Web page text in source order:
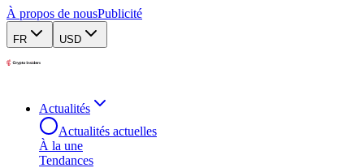
À propos de nousPublicité
FR USD
Actualités
Actualités actuelles
À la une
Tendances